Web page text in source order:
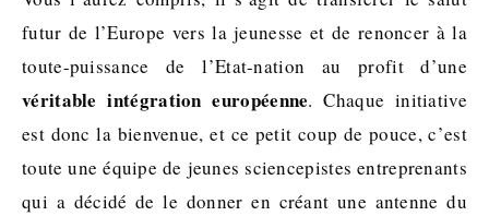
futur de l’Europe vers la jeunesse et de renoncer à la
toute-puissance de l’Etat-nation au profit d’une
véritable intégration européenne. Chaque initiative
est donc la bienvenue, et ce petit coup de pouce, c’est
toute une équipe de jeunes sciencepistes entreprenants
qui a décidé de le donner en créant une antenne du